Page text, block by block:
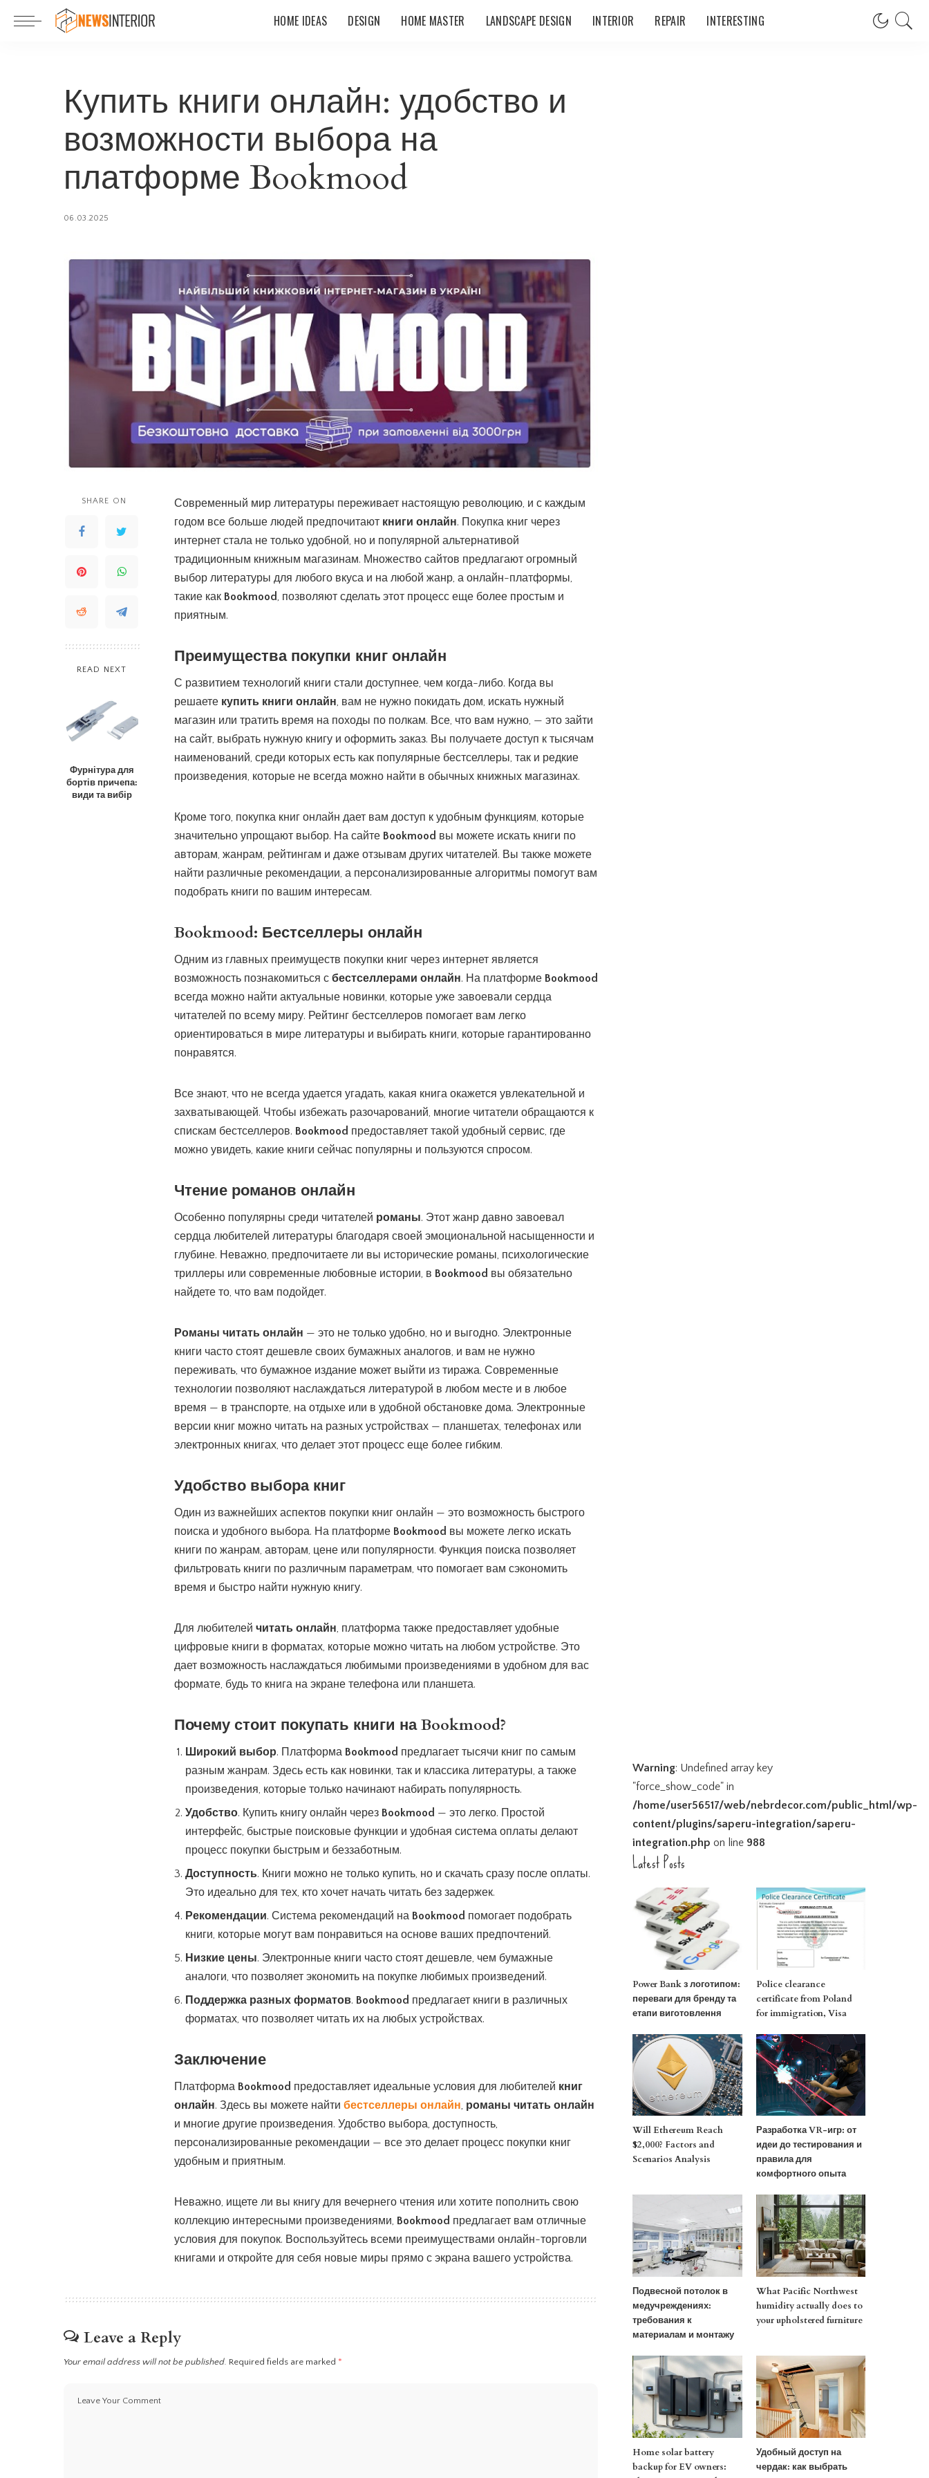
HOME IDEAS DESIGN HOME MASTER LANDSCAPE DESIGN INTERIOR REPAIR INTERESTING
Купить книги онлайн: удобство и
возможности выбора на
платформе Bookmood
06.03.2025
SHARE ON
READ NEXT
Фурнітура для
бортів причепа:
види та вибір
Современный мир литературы переживает настоящую революцию, и с каждым
годом все больше людей предпочитают книги онлайн. Покупка книг через
интернет стала не только удобной, но и популярной альтернативой
традиционным книжным магазинам. Множество сайтов предлагают огромный
выбор литературы для любого вкуса и на любой жанр, а онлайн-платформы,
такие как Bookmood, позволяют сделать этот процесс еще более простым и
приятным.
Преимущества покупки книг онлайн
С развитием технологий книги стали доступнее, чем когда-либо. Когда вы
решаете купить книги онлайн, вам не нужно покидать дом, искать нужный
магазин или тратить время на походы по полкам. Все, что вам нужно, — это зайти
на сайт, выбрать нужную книгу и оформить заказ. Вы получаете доступ к тысячам
наименований, среди которых есть как популярные бестселлеры, так и редкие
произведения, которые не всегда можно найти в обычных книжных магазинах.
Кроме того, покупка книг онлайн дает вам доступ к удобным функциям, которые
значительно упрощают выбор. На сайте Bookmood вы можете искать книги по
авторам, жанрам, рейтингам и даже отзывам других читателей. Вы также можете
найти различные рекомендации, а персонализированные алгоритмы помогут вам
подобрать книги по вашим интересам.
Bookmood: Бестселлеры онлайн
Одним из главных преимуществ покупки книг через интернет является
возможность познакомиться с бестселлерами онлайн. На платформе Bookmood
всегда можно найти актуальные новинки, которые уже завоевали сердца
читателей по всему миру. Рейтинг бестселлеров помогает вам легко
ориентироваться в мире литературы и выбирать книги, которые гарантированно
понравятся.
Все знают, что не всегда удается угадать, какая книга окажется увлекательной и
захватывающей. Чтобы избежать разочарований, многие читатели обращаются к
спискам бестселлеров. Bookmood предоставляет такой удобный сервис, где
можно увидеть, какие книги сейчас популярны и пользуются спросом.
Чтение романов онлайн
Особенно популярны среди читателей романы. Этот жанр давно завоевал
сердца любителей литературы благодаря своей эмоциональной насыщенности и
глубине. Неважно, предпочитаете ли вы исторические романы, психологические
триллеры или современные любовные истории, в Bookmood вы обязательно
найдете то, что вам подойдет.
Романы читать онлайн — это не только удобно, но и выгодно. Электронные
книги часто стоят дешевле своих бумажных аналогов, и вам не нужно
переживать, что бумажное издание может выйти из тиража. Современные
технологии позволяют наслаждаться литературой в любом месте и в любое
время — в транспорте, на отдыхе или в удобной обстановке дома. Электронные
версии книг можно читать на разных устройствах — планшетах, телефонах или
электронных книгах, что делает этот процесс еще более гибким.
Удобство выбора книг
Один из важнейших аспектов покупки книг онлайн — это возможность быстрого
поиска и удобного выбора. На платформе Bookmood вы можете легко искать
книги по жанрам, авторам, цене или популярности. Функция поиска позволяет
фильтровать книги по различным параметрам, что помогает вам сэкономить
время и быстро найти нужную книгу.
Для любителей читать онлайн, платформа также предоставляет удобные
цифровые книги в форматах, которые можно читать на любом устройстве. Это
дает возможность наслаждаться любимыми произведениями в удобном для вас
формате, будь то книга на экране телефона или планшета.
Почему стоит покупать книги наBookmood?
Широкий выбор. Платформа Bookmood предлагает тысячи книг по самым
разным жанрам. Здесь есть как новинки, так и классика литературы, а также
произведения, которые только начинают набирать популярность.
Удобство. Купить книгу онлайн через Bookmood — это легко. Простой
интерфейс, быстрые поисковые функции и удобная система оплаты делают
процесс покупки быстрым и беззаботным.
Доступность. Книги можно не только купить, но и скачать сразу после оплаты.
Это идеально для тех, кто хочет начать читать без задержек.
Рекомендации. Система рекомендаций на Bookmood помогает подобрать
книги, которые могут вам понравиться на основе ваших предпочтений.
Низкие цены. Электронные книги часто стоят дешевле, чем бумажные
аналоги, что позволяет экономить на покупке любимых произведений.
Поддержка разных форматов. Bookmood предлагает книги в различных
форматах, что позволяет читать их на любых устройствах.
Заключение
Платформа Bookmood предоставляет идеальные условия для любителей книг
онлайн. Здесь вы можете найти бестселлеры онлайн, романы читать онлайн
и многие другие произведения. Удобство выбора, доступность,
персонализированные рекомендации — все это делает процесс покупки книг
удобным и приятным.
Неважно, ищете ли вы книгу для вечернего чтения или хотите пополнить свою
коллекцию интересными произведениями, Bookmood предлагает вам отличные
условия для покупок. Воспользуйтесь всеми преимуществами онлайн-торговли
книгами и откройте для себя новые миры прямо с экрана вашего устройства.
Leave a Reply
Your email address will not be published. Required fields are marked *
Warning: Undefined array key
"force_show_code" in
/home/user56517/web/nebrdecor.com/public_html/wp-
content/plugins/saperu-integration/saperu-
integration.php on line 988
Latest Posts
Power Bank з логотипом:
переваги для бренду та
етапи виготовлення
Police clearance
certificate from Poland
for immigration, Visa
Will Ethereum Reach
$2,000? Factors and
Scenarios Analysis
Разработка VR-игр: от
идеи до тестирования и
правила для
комфортного опыта
Подвесной потолок в
медучреждениях:
требования к
материалам и монтажу
What Pacific Northwest
humidity actually does to
your upholstered furniture
Home solar battery
backup for EV owners:
Удобный доступ на
чердак: как выбрать